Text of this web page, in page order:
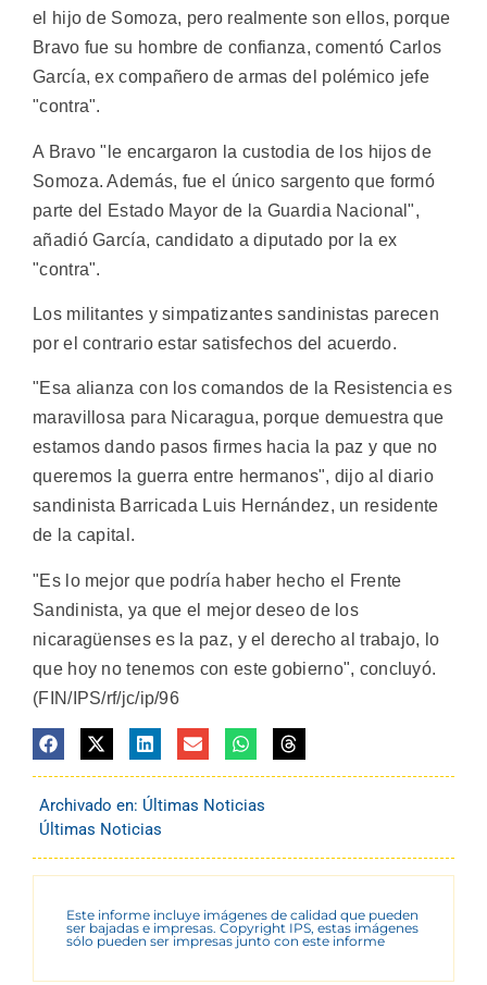
el hijo de Somoza, pero realmente son ellos, porque
Bravo fue su hombre de confianza, comentó Carlos
García, ex compañero de armas del polémico jefe
"contra".
A Bravo "le encargaron la custodia de los hijos de
Somoza. Además, fue el único sargento que formó
parte del Estado Mayor de la Guardia Nacional",
añadió García, candidato a diputado por la ex
"contra".
Los militantes y simpatizantes sandinistas parecen
por el contrario estar satisfechos del acuerdo.
"Esa alianza con los comandos de la Resistencia es
maravillosa para Nicaragua, porque demuestra que
estamos dando pasos firmes hacia la paz y que no
queremos la guerra entre hermanos", dijo al diario
sandinista Barricada Luis Hernández, un residente
de la capital.
"Es lo mejor que podría haber hecho el Frente
Sandinista, ya que el mejor deseo de los
nicaragüenses es la paz, y el derecho al trabajo, lo
que hoy no tenemos con este gobierno", concluyó.
(FIN/IPS/rf/jc/ip/96
Archivado en: Últimas Noticias
Últimas Noticias
Este informe incluye imágenes de calidad que pueden
ser bajadas e impresas. Copyright IPS, estas imágenes
sólo pueden ser impresas junto con este informe